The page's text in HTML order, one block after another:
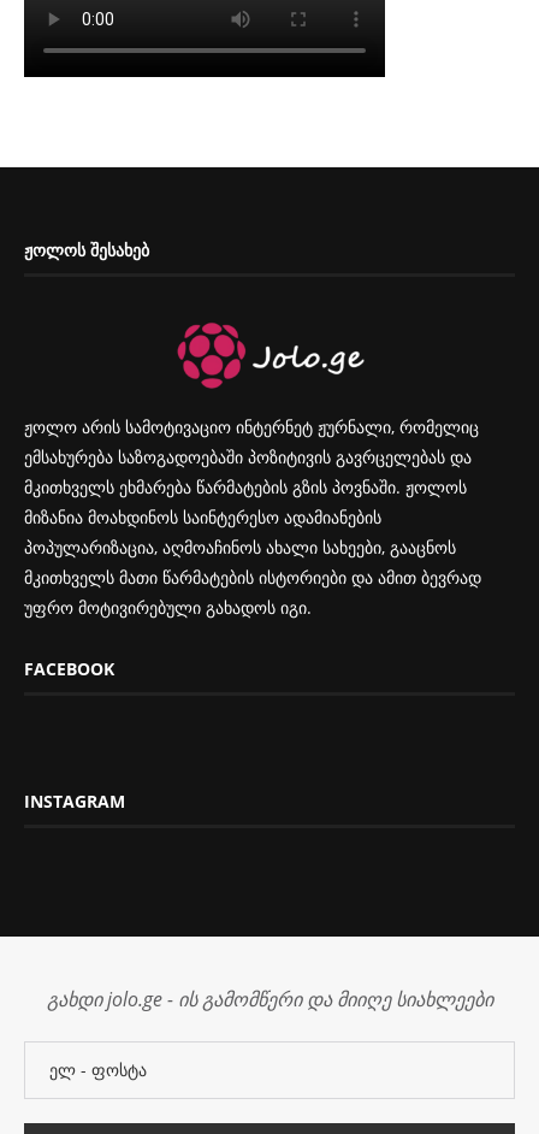
ᲟᲝᲚᲝᲡ ᲨᲔᲡᲐᲮᲔᲑ
ჟოლო არის სამოტივაციო ინტერნეტ ჟურნალი, რომელიც
ემსახურება საზოგადოებაში პოზიტივის გავრცელებას და
მკითხველს ეხმარება წარმატების გზის პოვნაში. ჟოლოს
მიზანია მოახდინოს საინტერესო ადამიანების
პოპულარიზაცია, აღმოაჩინოს ახალი სახეები, გააცნოს
მკითხველს მათი წარმატების ისტორიები და ამით ბევრად
უფრო მოტივირებული გახადოს იგი.
FACEBOOK
INSTAGRAM
გახდი jolo.ge - ის გამომწერი და მიიღე სიახლეები